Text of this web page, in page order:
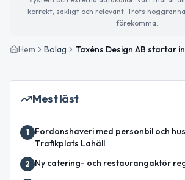
korrekt, sakligt och relevant. Trots
förekomma.
Hem Bolag
Mest läst
1
Fordonshaveri med personbil och
Trafikplats Lahäll
2
Ny catering- och restaurangaktör